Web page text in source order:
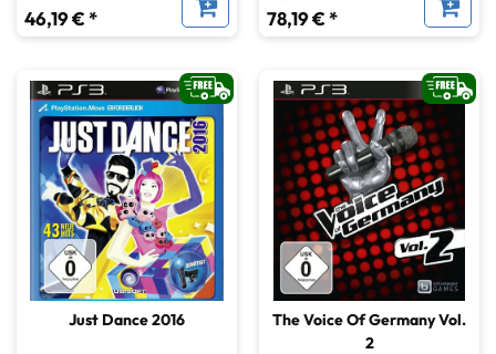
46,19 € * 78,19 € *
Just Dance 2016
The Voice Of Germany Vol.
2